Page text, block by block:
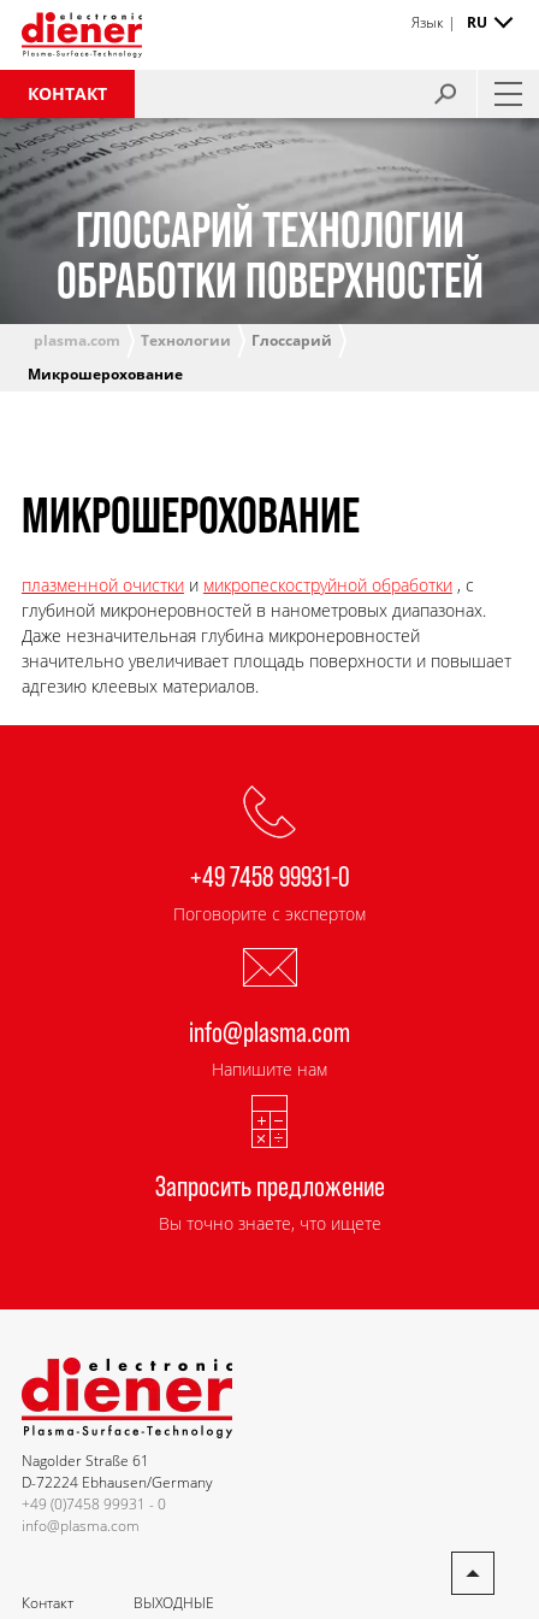
КОНТАКТ
Язык | RU
ГЛОССАРИЙ ТЕХНОЛОГИИ
ОБРАБОТКИ ПОВЕРХНОСТЕЙ
plasma.com Технологии
Глоссарий
Микрошерохование
МИКРОШЕРОХОВАНИЕ
плазменной очисткии микропескоструйной обработки, с
глубиной микронеровностей в нанометровых диапазонах.
Даже незначительная глубина микронеровностей
значительно увеличивает площадь поверхности и повышает
адгезию клеевых материалов.
+49 7458 99931-0
Поговорите с экспертом
info@plasma.com
Напишите нам
Запросить предложение
Вы точно знаете, что ищете
Nagolder Straße 61
D-72224 Ebhausen/Germany
+49 (0)7458 99931 - 0
info@plasma.com
Контакт
ВЫХОДНЫЕ